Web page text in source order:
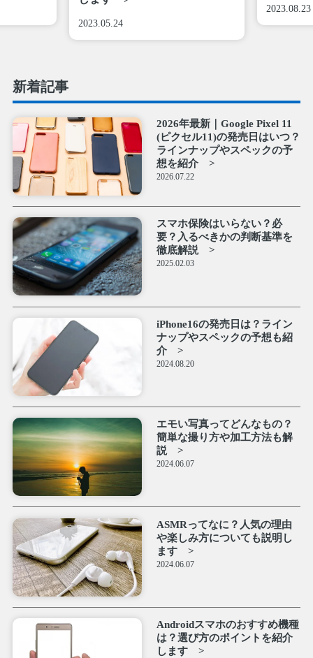
2023.05.24
2023.08.23
新着記事
2026年最新｜Google Pixel 11
(ピクセル11)の発売日はいつ？
ラインナップやスペックの予
想を紹介
2026.07.22
スマホ保険はいらない？必
要？入るべきかの判断基準を
徹底解説
2025.02.03
iPhone16の発売日は？ライン
ナップやスペックの予想も紹
介
2024.08.20
エモい写真ってどんなもの？
簡単な撮り方や加工方法も解
説
2024.06.07
ASMRってなに？人気の理由
や楽しみ方についても説明し
ます
2024.06.07
Androidスマホのおすすめ機種
は？選び方のポイントを紹介
します